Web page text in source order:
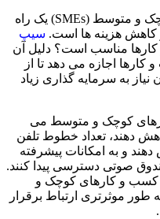
سیپ ترانک برای کسب و کارهای کوچک و متوسط (SMEs) یک راه
کاهش هزینه ها است. سیپ
مناسب است؟ دلیل آن
اجازه می دهد تا از
به سرمایه گذاری زیاد
کوچک و متوسط می
دهند، تعداد خطوط تلفن
و به امکانات پیشرفته
صوتی دسترسی پیدا کنند.
کسب و کارهای کوچک و
موثرتری ارتباط برقرار